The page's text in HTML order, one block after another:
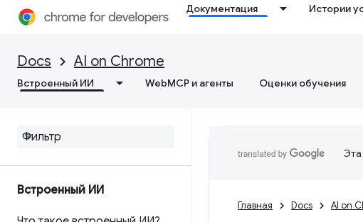
Документация Истории
Docs AI on Chrome
Встроенный ИИ WebMCP и агенты Оценки обучения
Встроенный ИИ
Главная Docs AI on